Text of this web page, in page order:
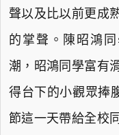
聲以及比以前更成
的掌聲。陳昭鴻
潮，昭鴻同學富有
得台下的小觀眾捧
節這一天帶給全校